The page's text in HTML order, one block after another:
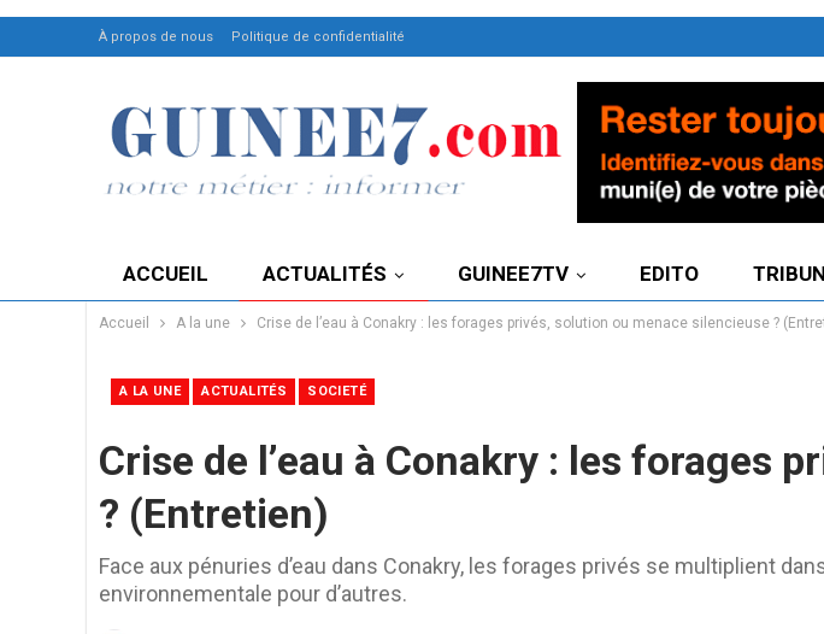
À propos de nous Politique de confidentialité
ACCUEIL ACTUALITÉS GUINEE7TV EDITO
Accueil A la une Crise de l’eau à Conakry : les forages privés, solution ou menace silencieuse ?
A LA UNE ACTUALITÉS SOCIETÉ
Crise de l’eau à Conakry : les forages
? (Entretien)
Face aux pénuries d’eau dans Conakry, les forages privés se multiplient
environnementale pour d’autres.